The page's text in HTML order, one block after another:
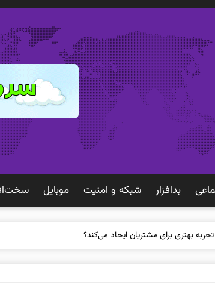
بدافزار شبكه و امنيت موبايل